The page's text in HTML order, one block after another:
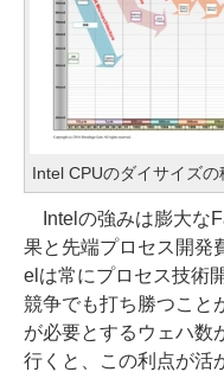
Intel CPUのダイサイズ
Intelの強みは膨大な
果と先端プロセス開発
elは常にプロセス技術
競争でも打ち勝つこと
が必要とするウェハ数
行くと、この利点が活